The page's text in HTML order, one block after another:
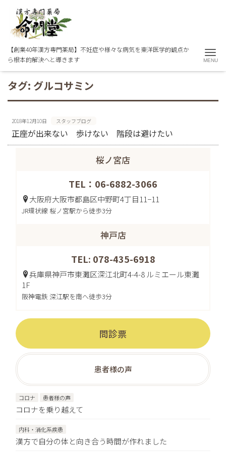
【創業40年漢方専門薬局】不妊症や様々な病気を東洋医学的観点か
ら根本的解決へと導きます
タグ: グルコサミン
2018年12月10日 スタッフブログ
正座が出来ない 歩けない 階段は避けたい
桜ノ宮店
TEL：06-6882-3066
大阪府大阪市都島区中野町4丁目11−11
JR環状線 桜ノ宮駅から徒歩3分
神戸店
TEL: 078-435-6918
兵庫県神戸市東灘区深江北町4-4-8 ルミエール東灘
1F
阪神電鉄 深江駅を南へ徒歩3分
問診票
患者様の声
コロナ 患者様の声
コロナを乗り越えて
内科・消化系疾患
漢方で自分の体と向き合う時間が作れました